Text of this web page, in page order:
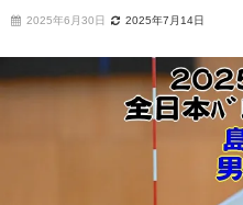
2025年6月30日 2025年7月14日